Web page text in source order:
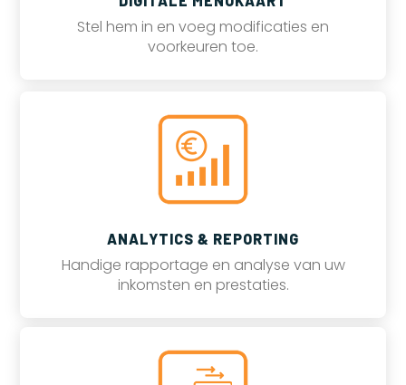
Stel hem in en voeg modificaties en
voorkeuren toe.
ANALYTICS & REPORTING
Handige rapportage en analyse van uw
inkomsten en prestaties.